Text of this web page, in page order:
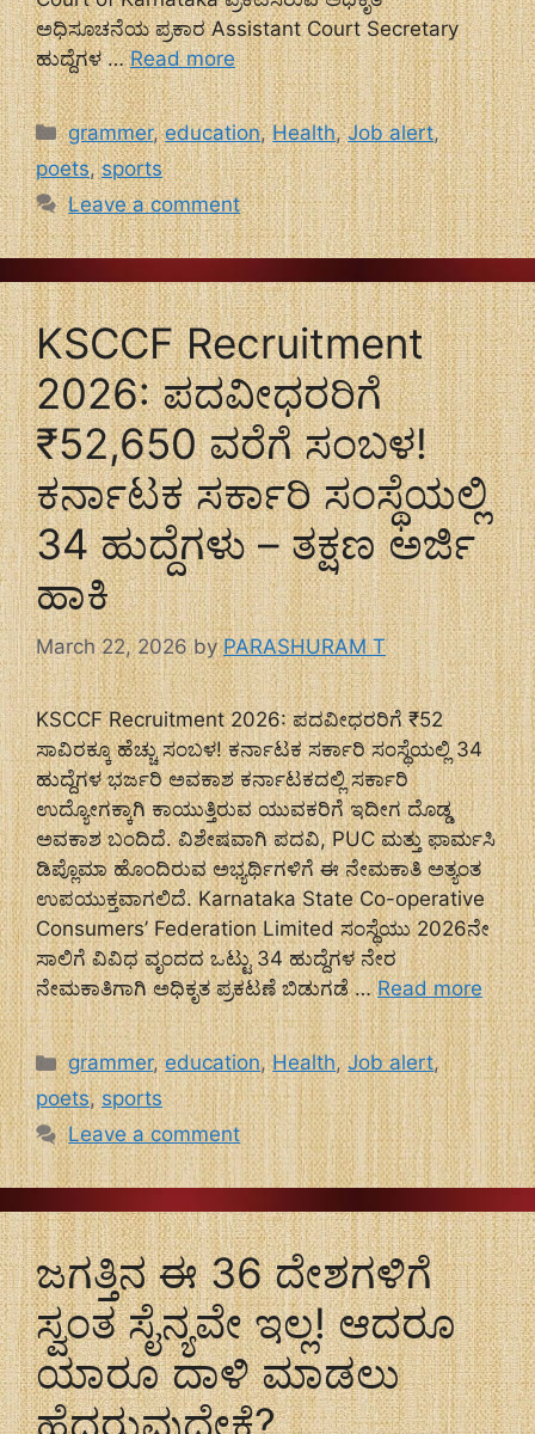
ಅಧಿಸೂಚನೆಯ ಪ್ರಕಾರ Assistant Court Secretary
ಹುದ್ದೆಗಳ …Read more
Categories
grammer,education,Health,Job alert,
poets,sports
Leave a comment
KSCCF Recruitment
2026: ಪದವೀಧರರಿಗೆ
₹52,650 ವರೆಗೆ ಸಂಬಳ!
ಕರ್ನಾಟಕ ಸರ್ಕಾರಿ ಸಂಸ್ಥೆಯಲ್ಲಿ
34 ಹುದ್ದೆಗಳು – ತಕ್ಷಣ ಅರ್ಜಿ
ಹಾಕಿ
March 22, 2026 byPARASHURAM T
KSCCF Recruitment 2026: ಪದವೀಧರರಿಗೆ ₹52
ಸಾವಿರಕ್ಕೂ ಹೆಚ್ಚು ಸಂಬಳ! ಕರ್ನಾಟಕ ಸರ್ಕಾರಿ ಸಂಸ್ಥೆಯಲ್ಲಿ 34
ಹುದ್ದೆಗಳ ಭರ್ಜರಿ ಅವಕಾಶ ಕರ್ನಾಟಕದಲ್ಲಿ ಸರ್ಕಾರಿ
ಉದ್ಯೋಗಕ್ಕಾಗಿ ಕಾಯುತ್ತಿರುವ ಯುವಕರಿಗೆ ಇದೀಗ ದೊಡ್ಡ
ಅವಕಾಶ ಬಂದಿದೆ. ವಿಶೇಷವಾಗಿ ಪದವಿ, PUC ಮತ್ತು ಫಾರ್ಮಸಿ
ಡಿಪ್ಲೊಮಾ ಹೊಂದಿರುವ ಅಭ್ಯರ್ಥಿಗಳಿಗೆ ಈ ನೇಮಕಾತಿ ಅತ್ಯಂತ
ಉಪಯುಕ್ತವಾಗಲಿದೆ. Karnataka State Co-operative
Consumers’ Federation Limited ಸಂಸ್ಥೆಯು 2026ನೇ
ಸಾಲಿಗೆ ವಿವಿಧ ವೃಂದದ ಒಟ್ಟು 34 ಹುದ್ದೆಗಳ ನೇರ
ನೇಮಕಾತಿಗಾಗಿ ಅಧಿಕೃತ ಪ್ರಕಟಣೆ ಬಿಡುಗಡೆ …Read more
Categories
grammer,education,Health,Job alert,
poets,sports
Leave a comment
ಜಗತ್ತಿನ ಈ 36 ದೇಶಗಳಿಗೆ
ಸ್ವಂತ ಸೈನ್ಯವೇ ಇಲ್ಲ! ಆದರೂ
ಯಾರೂ ದಾಳಿ ಮಾಡಲು
ಹೆದರುವುದೇಕೆ?